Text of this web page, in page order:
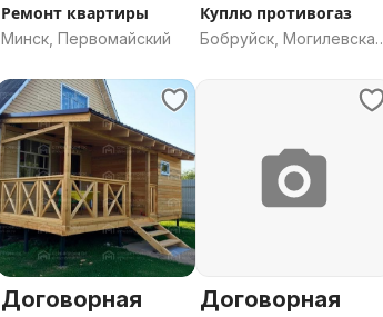
Ремонт квартиры
Минск, Первомайский
Куплю противогаз
Бобруйск, Могилевская
Договорная Договорная